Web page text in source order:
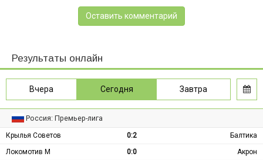
Оставить комментарий
Результаты онлайн
Вчера Сегодня Завтра
Россия: Премьер-лига
Крылья Советов 0:2
Балтика
Локомотив М
0:0
Акрон